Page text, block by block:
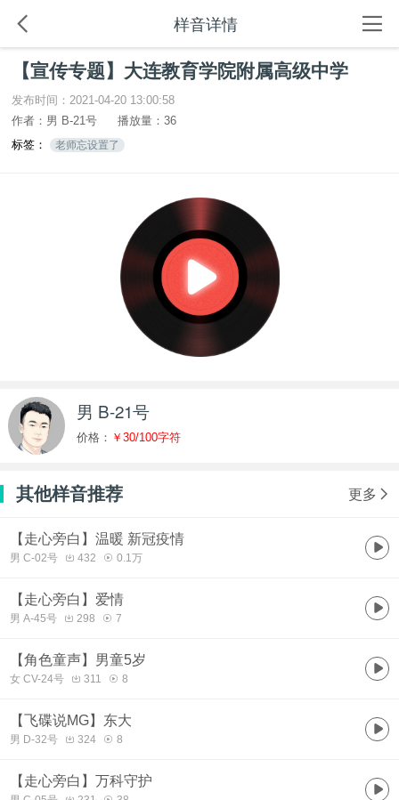
样音详情
【宣传专题】大连教育学院附属高级中学
发布时间：2021-04-20 13:00:58
作者：男 B-21号
播放量：36
标签： 老师忘设置了
男 B-21号
价格： ￥30/100字符
其他样音推荐 更多
【走心旁白】温暖 新冠疫情
男 C-02号 432 0.1万
【走心旁白】爱情
男 A-45号 298 7
【角色童声】男童5岁
女 CV-24号 311 8
【飞碟说MG】东大
男 D-32号 324 8
【走心旁白】万科守护